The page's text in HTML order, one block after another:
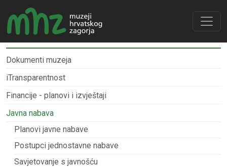
Dokumenti muzeja
iTransparentnost
Financije - planovi i izvještaji
Javna nabava
Planovi javne nabave
Postupci jednostavne nabave
Savjetovanje s javnošću